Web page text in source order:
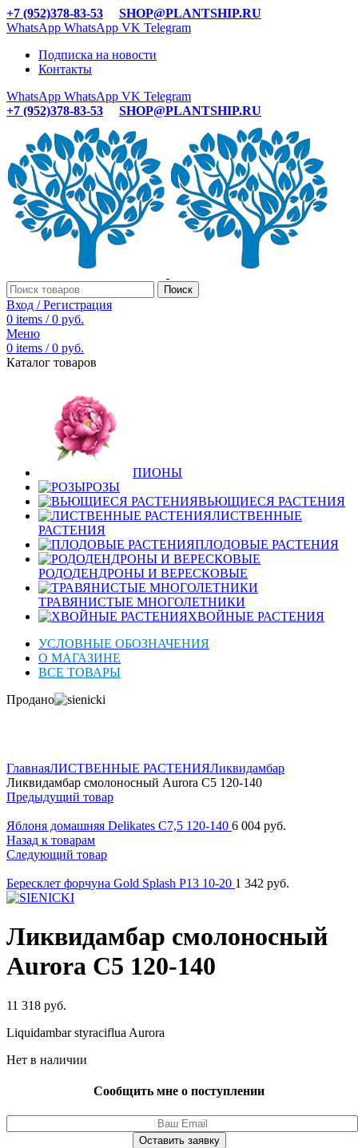
+7 (952)378-83-53
SHOP@PLANTSHIP.RU
WhatsApp WhatsApp VK Telegram
Подписка на новости
Контакты
WhatsApp WhatsApp VK Telegram
+7 (952)378-83-53
SHOP@PLANTSHIP.RU
Поиск
Вход / Регистрация
0 items / 0 руб.
Меню
0 items / 0 руб.
Каталог товаров
ПИОНЫ
РОЗЫ
ВЬЮЩИЕСЯ РАСТЕНИЯ
ЛИСТВЕННЫЕ
РАСТЕНИЯ
ПЛОДОВЫЕ РАСТЕНИЯ
РОДОДЕНДРОНЫ И ВЕРЕСКОВЫЕ
ТРАВЯНИСТЫЕ МНОГОЛЕТНИКИ
ХВОЙНЫЕ РАСТЕНИЯ
УСЛОВНЫЕ ОБОЗНАЧЕНИЯ
О МАГАЗИНЕ
ВСЕ ТОВАРЫ
Продано
ГлавнаяЛИСТВЕННЫЕ РАСТЕНИЯЛиквидамбар
Ликвидамбар смолоносный Aurora C5 120-140
Предыдущий товар
Яблоня домашняя Delikates C7,5 120-140 6 004 руб.
Назад к товарам
Следующий товар
Бересклет форчуна Gold Splash P13 10-20 1 342 руб.
Ликвидамбар смолоносный
Aurora C5 120-140
11 318 руб.
Liquidambar styraciflua Aurora
Нет в наличии
Сообщить мне о поступлении
Оставить заявку